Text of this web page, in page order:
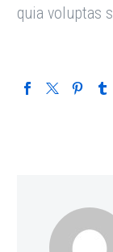
quia voluptas